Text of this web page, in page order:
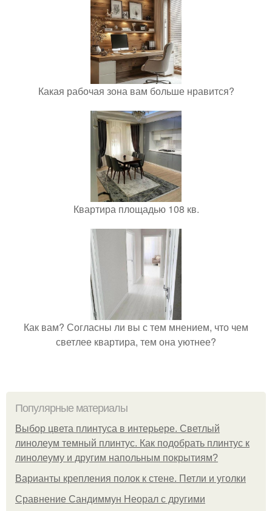
Какая рабочая зона вам больше нравится?
Квартира площадью 108 кв.
Как вам? Согласны ли вы с тем мнением, что чем
светлее квартира, тем она уютнее?
Популярные материалы
Выбор цвета плинтуса в интерьере. Светлый
линолеум темный плинтус. Как подобрать плинтус к
линолеуму и другим напольным покрытиям?
Варианты крепления полок к стене. Петли и уголки
Сравнение Сандиммун Неорал с другими